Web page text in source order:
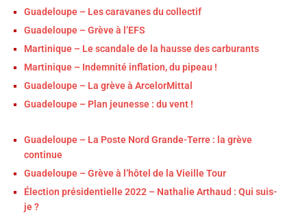
Guadeloupe – Les caravanes du collectif
Guadeloupe – Grève à l’EFS
Martinique – Le scandale de la hausse des carburants
Martinique – Indemnité inflation, du pipeau !
Guadeloupe – La grève à ArcelorMittal
Guadeloupe – Plan jeunesse : du vent !
Guadeloupe – La Poste Nord Grande-Terre : la grève
continue
Guadeloupe – Grève à l’hôtel de la Vieille Tour
Élection présidentielle 2022 – Nathalie Arthaud : Qui suis-
je ?